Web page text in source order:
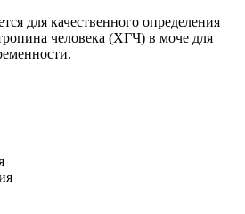
для качественного определения
человека (ХГЧ) в моче для